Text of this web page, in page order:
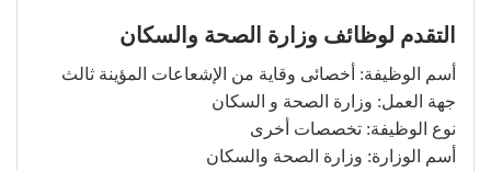
التقدم لوظائف وزارة الصحة والسكان
أسم الوظيفة: أخصائى وقاية من الإشعاعات المؤينة ثالث
جهة العمل: وزارة الصحة و السكان
نوع الوظيفة: تخصصات أخرى
أسم الوزارة: وزارة الصحة والسكان